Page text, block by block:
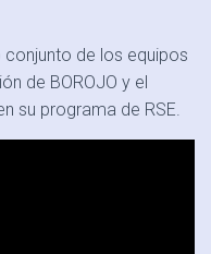
de los equipos
de BOROJO y el
su programa de RSE.